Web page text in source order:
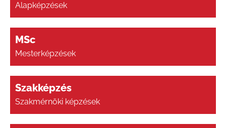
Alapképzések
MSc
Mesterképzések
Szakképzés
Szakmérnöki képzések